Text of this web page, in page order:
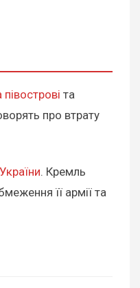
та
про втрату
. Кремль
її армії та